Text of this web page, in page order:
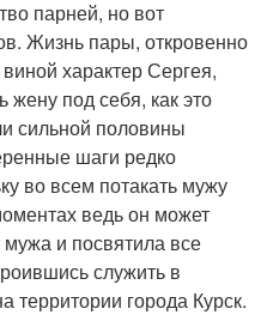
парней, но вот
Жизнь пары, откровенно
характер Сергея,
под себя, как это
сильной половины
шаги редко
во всем потакать мужу
ведь он может
и посвятила все
служить в
территории города Курск.